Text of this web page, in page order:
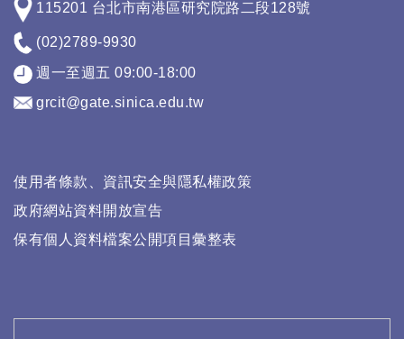
115201 台北市南港區研究院路二段128號
(02)2789-9930
週一至週五 09:00-18:00
grcit@gate.sinica.edu.tw
使用者條款、資訊安全與隱私權政策
政府網站資料開放宣告
保有個人資料檔案公開項目彙整表